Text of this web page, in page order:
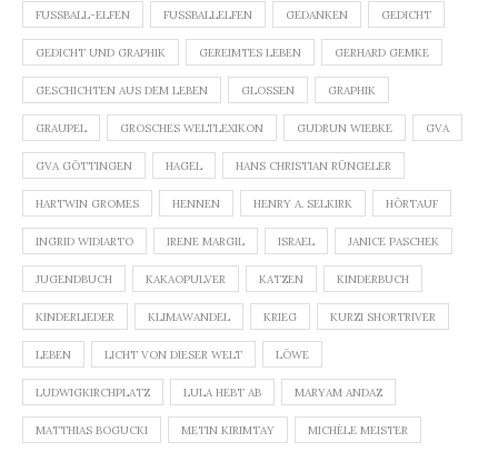
FUSSBALL-ELFEN FUSSBALLELFEN GEDANKEN GEDICHT
GEDICHT UND GRAPHIK GEREIMTES LEBEN GERHARD GEMKE
GESCHICHTEN AUS DEM LEBEN GLOSSEN GRAPHIK
GRAUPEL GROSCHES WELTLEXIKON GUDRUN WIEBKE GVA
GVA GÖTTINGEN HAGEL HANS CHRISTIAN RÜNGELER
HARTWIN GROMES HENNEN HENRY A. SELKIRK HÖRTAUF
INGRID WIDIARTO IRENE MARGIL ISRAEL JANICE PASCHEK
JUGENDBUCH KAKAOPULVER KATZEN KINDERBUCH
KINDERLIEDER KLIMAWANDEL KRIEG KURZI SHORTRIVER
LEBEN LICHT VON DIESER WELT LÖWE
LUDWIGKIRCHPLATZ LULA HEBT AB MARYAM ANDAZ
MATTHIAS BOGUCKI METIN KIRIMTAY MICHÈLE MEISTER